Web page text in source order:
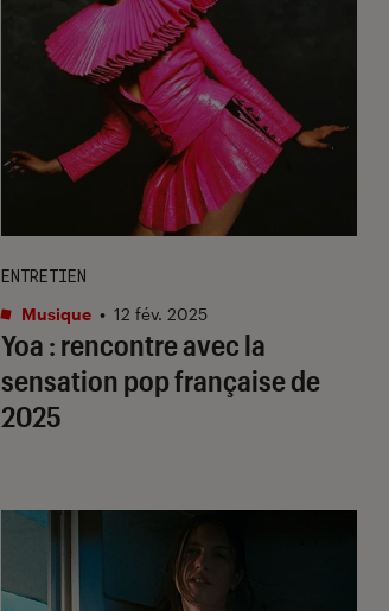
Yoa : rencontre avec la
sensation pop française de
2025
ENTRETIEN
Musique • 12 fév. 2025